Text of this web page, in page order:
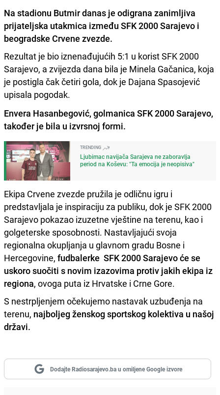
Na stadionu Butmir danas je odigrana zanimljiva
prijateljska utakmica između SFK 2000 Sarajevo i
beogradske Crvene zvezde.
Rezultat je bio iznenađujućih 5:1 u korist SFK 2000
Sarajevo, a zvijezda dana bila je Minela Gačanica, koja
je postigla čak četiri gola, dok je Dajana Spasojević
upisala pogodak.
Envera Hasanbegović, golmanica SFK 2000 Sarajevo,
također je bila u izvrsnoj formi.
TRENDING
Ljubimac navijača Sarajeva ne zaboravlja
period na Koševu: "Ta emocija je neopisiva"
Ekipa Crvene zvezde pružila je odličnu igru i
predstavljala je inspiraciju za publiku, dok je SFK 2000
Sarajevo pokazao izuzetne vještine na terenu, kao i
golgeterske sposobnosti. Nastavljajući svoja
regionalna okupljanja u glavnom gradu Bosne i
Hercegovine, fudbalerke SFK 2000 Sarajevo će se
uskoro suočiti s novim izazovima protiv jakih ekipa iz
regiona, ovoga puta iz Hrvatske i Crne Gore.
S nestrpljenjem očekujemo nastavak uzbuđenja na
terenu, najboljeg ženskog sportskog kolektiva u našoj
državi.
Dodajte Radiosarajevo.ba u omiljene Google izvore